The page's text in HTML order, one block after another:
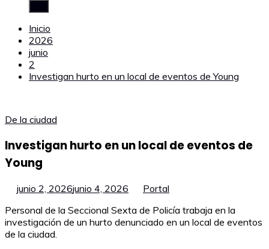
Inicio
2026
junio
2
Investigan hurto en un local de eventos de Young
De la ciudad
Investigan hurto en un local de eventos de
Young
junio 2, 2026junio 4, 2026
Portal
Personal de la Seccional Sexta de Policía trabaja en la
investigación de un hurto denunciado en un local de eventos
de la ciudad.